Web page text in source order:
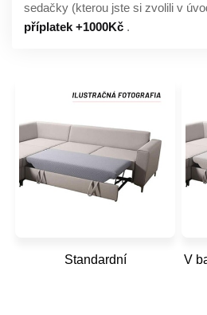
sedačky (kterou jste si zvolili v
příplatek +1000Kč .
Standardní V